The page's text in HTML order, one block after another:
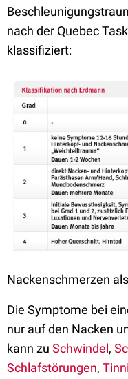
nach der Quebec
klassifiziert:
Nackenschmerzen
Die Symptome bei
nur auf den Nacken
kann zu Schwindel,
Schlafstörungen,